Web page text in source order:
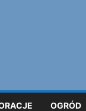
OGRÓD